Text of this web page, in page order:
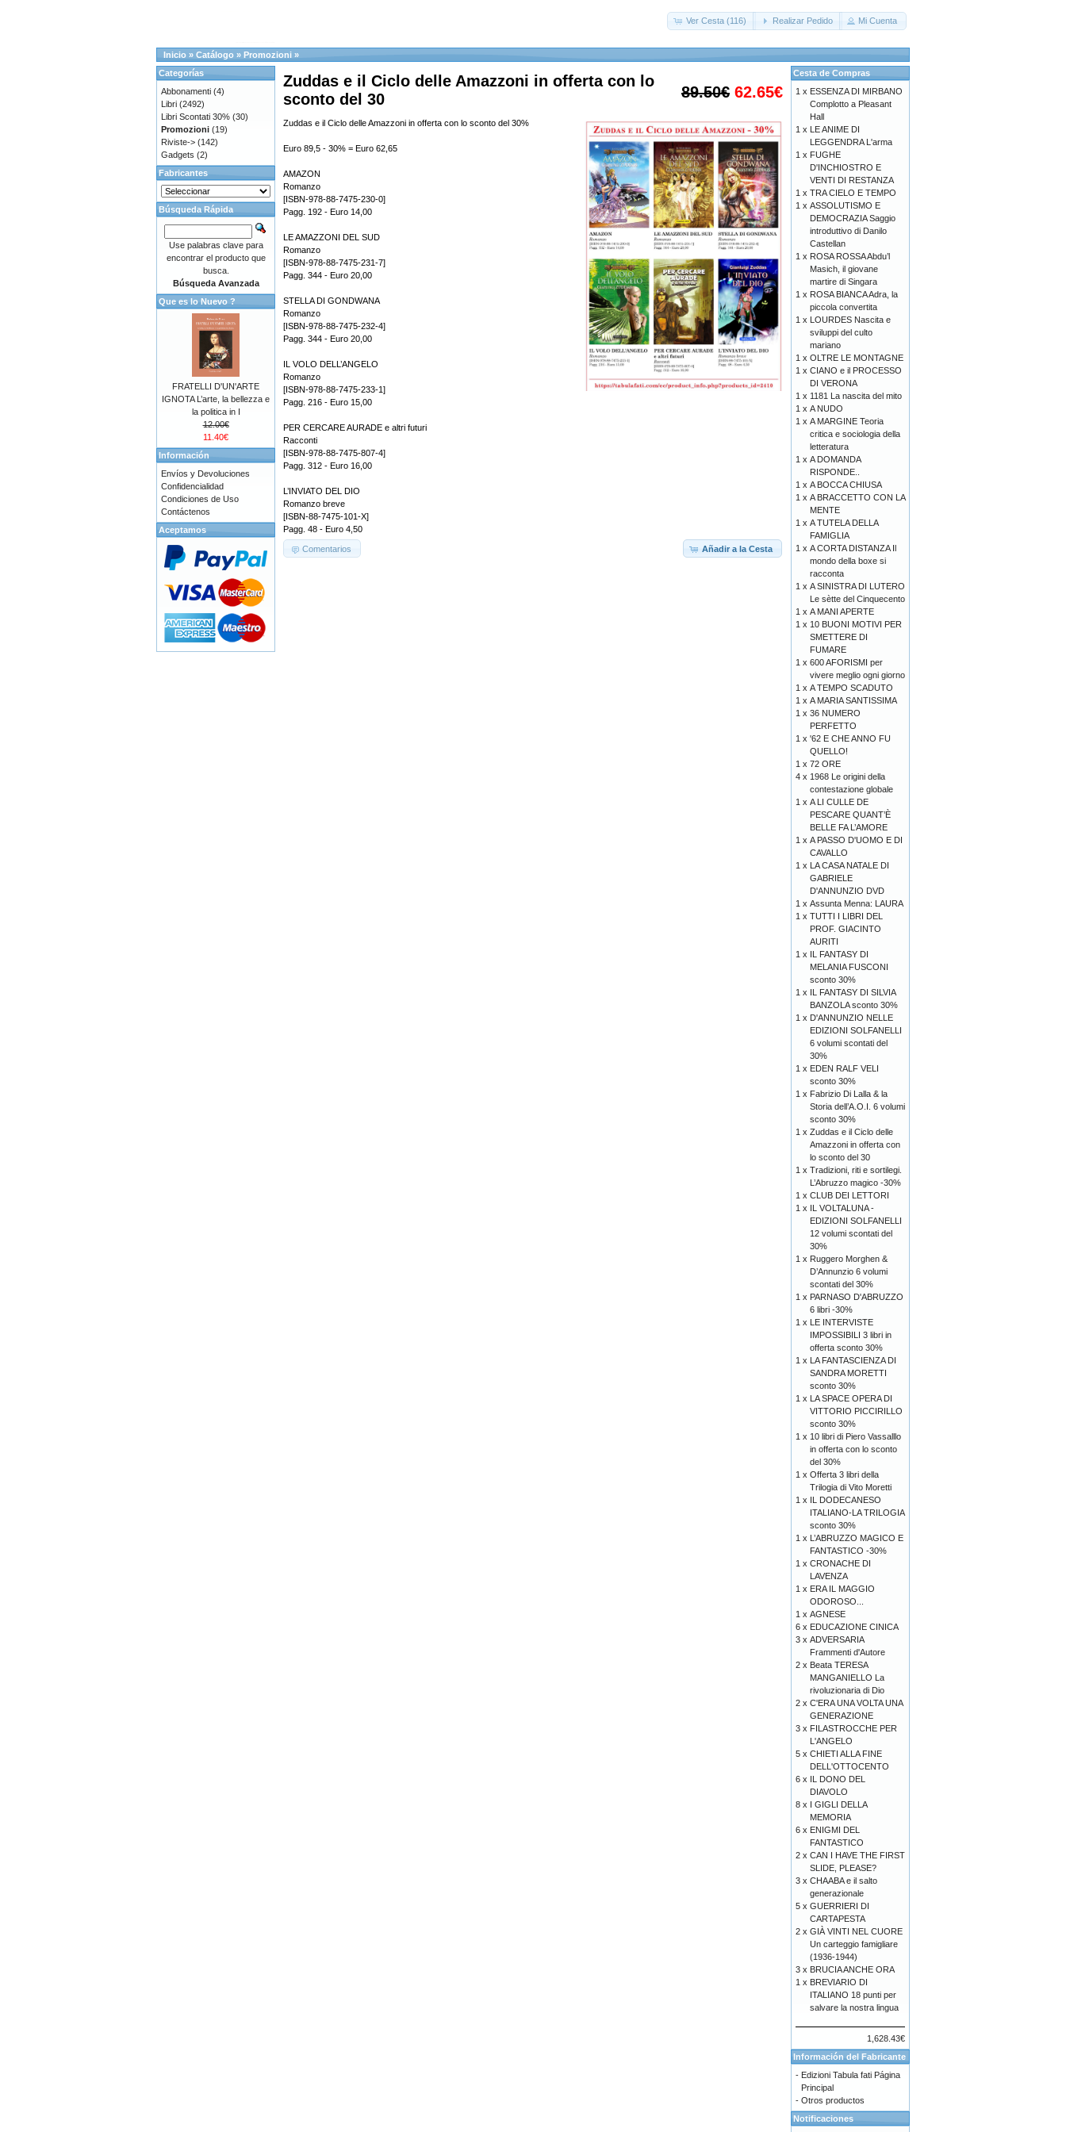
Ver Cesta (116) Realizar Pedido Mi Cuenta
Inicio » Catálogo » Promozioni »
89.50€ 62.65€
Zuddas e il Ciclo delle Amazzoni in offerta con lo
sconto del 30
Zuddas e il Ciclo delle Amazzoni in offerta con lo sconto del 30%
Euro 89,5 - 30% = Euro 62,65
AMAZON
Romanzo
[ISBN-978-88-7475-230-0]
Pagg. 192 - Euro 14,00
LE AMAZZONI DEL SUD
Romanzo
[ISBN-978-88-7475-231-7]
Pagg. 344 - Euro 20,00
STELLA DI GONDWANA
Romanzo
[ISBN-978-88-7475-232-4]
Pagg. 344 - Euro 20,00
IL VOLO DELL’ANGELO
Romanzo
[ISBN-978-88-7475-233-1]
Pagg. 216 - Euro 15,00
PER CERCARE AURADE e altri futuri
Racconti
[ISBN-978-88-7475-807-4]
Pagg. 312 - Euro 16,00
L’INVIATO DEL DIO
Romanzo breve
[ISBN-88-7475-101-X]
Pagg. 48 - Euro 4,50
Añadir a la Cesta
Comentarios
Categorías
Abbonamenti (4)
Libri (2492)
Libri Scontati 30% (30)
Promozioni (19)
Riviste-> (142)
Gadgets (2)
Fabricantes
Búsqueda Rápida
Use palabras clave para
encontrar el producto que
busca.
Búsqueda Avanzada
Que es lo Nuevo ?
FRATELLI D'UN'ARTE
IGNOTA L’arte, la bellezza e
la politica in I
12.00€
11.40€
Información
Envíos y Devoluciones
Confidencialidad
Condiciones de Uso
Contáctenos
Aceptamos
Cesta de Compras
1 x ESSENZA DI MIRBANO
Complotto a Pleasant
Hall
1 x LE ANIME DI
LEGGENDRA L'arma
1 x FUGHE
D'INCHIOSTRO E
VENTI DI RESTANZA
1 x TRA CIELO E TEMPO
1 x ASSOLUTISMO E
DEMOCRAZIA Saggio
introduttivo di Danilo
Castellan
1 x ROSA ROSSA Abdu’l
Masich, il giovane
martire di Singara
1 x ROSA BIANCA Adra, la
piccola convertita
1 x LOURDES Nascita e
sviluppi del culto
mariano
1 x OLTRE LE MONTAGNE
1 x CIANO e il PROCESSO
DI VERONA
1 x 1181 La nascita del mito
1 x A NUDO
1 x A MARGINE Teoria
critica e sociologia della
letteratura
1 x A DOMANDA
RISPONDE..
1 x A BOCCA CHIUSA
1 x A BRACCETTO CON LA
MENTE
1 x A TUTELA DELLA
FAMIGLIA
1 x A CORTA DISTANZA Il
mondo della boxe si
racconta
1 x A SINISTRA DI LUTERO
Le sètte del Cinquecento
1 x A MANI APERTE
1 x 10 BUONI MOTIVI PER
SMETTERE DI
FUMARE
1 x 600 AFORISMI per
vivere meglio ogni giorno
1 x A TEMPO SCADUTO
1 x A MARIA SANTISSIMA
1 x 36 NUMERO
PERFETTO
1 x '62 E CHE ANNO FU
QUELLO!
1 x 72 ORE
4 x 1968 Le origini della
contestazione globale
1 x A LI CULLE DE
PESCARE QUANT’È
BELLE FA L’AMORE
1 x A PASSO D'UOMO E DI
CAVALLO
1 x LA CASA NATALE DI
GABRIELE
D'ANNUNZIO DVD
1 x Assunta Menna: LAURA
1 x TUTTI I LIBRI DEL
PROF. GIACINTO
AURITI
1 x IL FANTASY DI
MELANIA FUSCONI
sconto 30%
1 x IL FANTASY DI SILVIA
BANZOLA sconto 30%
1 x D'ANNUNZIO NELLE
EDIZIONI SOLFANELLI
6 volumi scontati del
30%
1 x EDEN RALF VELI
sconto 30%
1 x Fabrizio Di Lalla & la
Storia dell’A.O.I. 6 volumi
sconto 30%
1 x Zuddas e il Ciclo delle
Amazzoni in offerta con
lo sconto del 30
1 x Tradizioni, riti e sortilegi.
L’Abruzzo magico -30%
1 x CLUB DEI LETTORI
1 x IL VOLTALUNA -
EDIZIONI SOLFANELLI
12 volumi scontati del
30%
1 x Ruggero Morghen &
D’Annunzio 6 volumi
scontati del 30%
1 x PARNASO D'ABRUZZO
6 libri -30%
1 x LE INTERVISTE
IMPOSSIBILI 3 libri in
offerta sconto 30%
1 x LA FANTASCIENZA DI
SANDRA MORETTI
sconto 30%
1 x LA SPACE OPERA DI
VITTORIO PICCIRILLO
sconto 30%
1 x 10 libri di Piero Vassalllo
in offerta con lo sconto
del 30%
1 x Offerta 3 libri della
Trilogia di Vito Moretti
1 x IL DODECANESO
ITALIANO-LA TRILOGIA
sconto 30%
1 x L’ABRUZZO MAGICO E
FANTASTICO -30%
1 x CRONACHE DI
LAVENZA
1 x ERA IL MAGGIO
ODOROSO...
1 x AGNESE
6 x EDUCAZIONE CINICA
3 x ADVERSARIA
Frammenti d'Autore
2 x Beata TERESA
MANGANIELLO La
rivoluzionaria di Dio
2 x C'ERA UNA VOLTA UNA
GENERAZIONE
3 x FILASTROCCHE PER
L'ANGELO
5 x CHIETI ALLA FINE
DELL'OTTOCENTO
6 x IL DONO DEL
DIAVOLO
8 x I GIGLI DELLA
MEMORIA
6 x ENIGMI DEL
FANTASTICO
2 x CAN I HAVE THE FIRST
SLIDE, PLEASE?
3 x CHAABA e il salto
generazionale
5 x GUERRIERI DI
CARTAPESTA
2 x GIÀ VINTI NEL CUORE
Un carteggio famigliare
(1936-1944)
3 x BRUCIA ANCHE ORA
1 x BREVIARIO DI
ITALIANO 18 punti per
salvare la nostra lingua
1,628.43€
Información del Fabricante
- Edizioni Tabula fati Página
Principal
- Otros productos
Notificaciones